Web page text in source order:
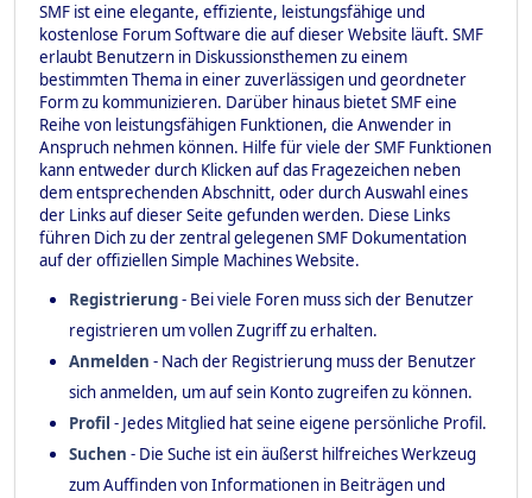
SMF ist eine elegante, effiziente, leistungsfähige und
kostenlose Forum Software die auf dieser Website läuft. SMF
erlaubt Benutzern in Diskussionsthemen zu einem
bestimmten Thema in einer zuverlässigen und geordneter
Form zu kommunizieren. Darüber hinaus bietet SMF eine
Reihe von leistungsfähigen Funktionen, die Anwender in
Anspruch nehmen können. Hilfe für viele der SMF Funktionen
kann entweder durch Klicken auf das Fragezeichen neben
dem entsprechenden Abschnitt, oder durch Auswahl eines
der Links auf dieser Seite gefunden werden. Diese Links
führen Dich zu der zentral gelegenen SMF Dokumentation
auf der offiziellen Simple Machines Website.
Registrierung- Bei viele Foren muss sich der Benutzer
registrieren um vollen Zugriff zu erhalten.
Anmelden - Nach der Registrierung muss der Benutzer
sich anmelden, um auf sein Konto zugreifen zu können.
Profil - Jedes Mitglied hat seine eigene persönliche Profil.
Suchen - Die Suche ist ein äußerst hilfreiches Werkzeug
zum Auffinden von Informationen in Beiträgen und